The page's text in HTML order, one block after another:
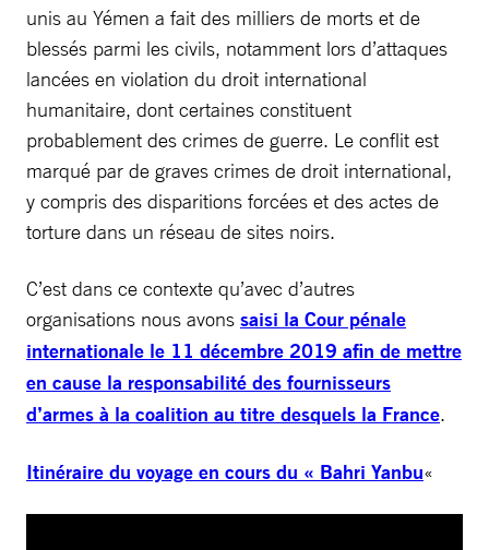
unis au Yémen a fait des milliers de morts et de
blessés parmi les civils, notamment lors d’attaques
lancées en violation du droit international
humanitaire, dont certaines constituent
probablement des crimes de guerre. Le conflit est
marqué par de graves crimes de droit international,
y compris des disparitions forcées et des actes de
torture dans un réseau de sites noirs.
C’est dans ce contexte qu’avec d’autres
organisations nous avons saisi la Cour pénale
internationale le 11 décembre 2019 afin de mettre
en cause la responsabilité des fournisseurs
d’armes à la coalition au titre desquels la France.
Itinéraire du voyage en cours du « Bahri Yanbu«